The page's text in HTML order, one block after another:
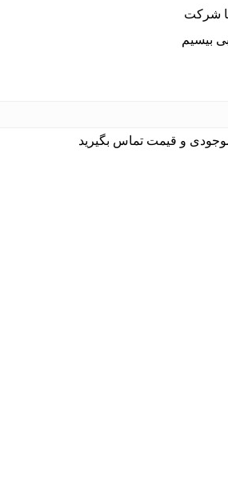
شرکت
بیسیم
و قیمت تماس بگیرید